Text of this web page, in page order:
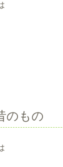
のもの